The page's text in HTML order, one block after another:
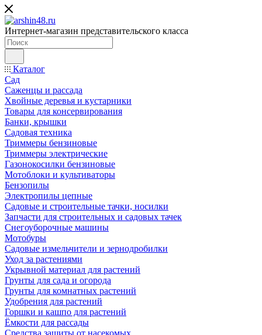
Интернет-магазин представительского класса
Каталог
Сад
Саженцы и рассада
Хвойные деревья и кустарники
Товары для консервирования
Банки, крышки
Садовая техника
Триммеры бензиновые
Триммеры электрические
Газонокосилки бензиновые
Мотоблоки и культиваторы
Бензопилы
Электропилы цепные
Садовые и строительные тачки, носилки
Запчасти для строительных и садовых тачек
Снегоуборочные машины
Мотобуры
Садовые измельчители и зернодробилки
Уход за растениями
Укрывной материал для растений
Грунты для сада и огорода
Грунты для комнатных растений
Удобрения для растений
Горшки и кашпо для растений
Ёмкости для рассады
Средства защиты от насекомых